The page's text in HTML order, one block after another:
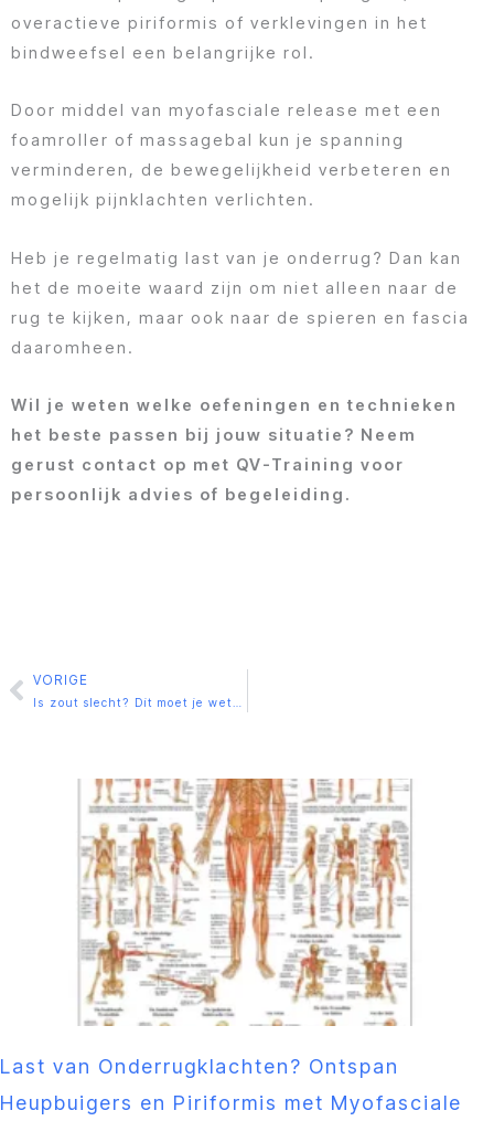
overactieve piriformis of verklevingen in het
bindweefsel een belangrijke rol.
Door middel van myofasciale release met een
foamroller of massagebal kun je spanning
verminderen, de bewegelijkheid verbeteren en
mogelijk pijnklachten verlichten.
Heb je regelmatig last van je onderrug? Dan kan
het de moeite waard zijn om niet alleen naar de
rug te kijken, maar ook naar de spieren en fascia
daaromheen.
Wil je weten welke oefeningen en technieken
het beste passen bij jouw situatie? Neem
gerust contact op met QV-Training voor
persoonlijk advies of begeleiding.
Vorige
VORIGE
Last van Onderrugklachten? Ontspan
Heupbuigers en Piriformis met Myofasciale